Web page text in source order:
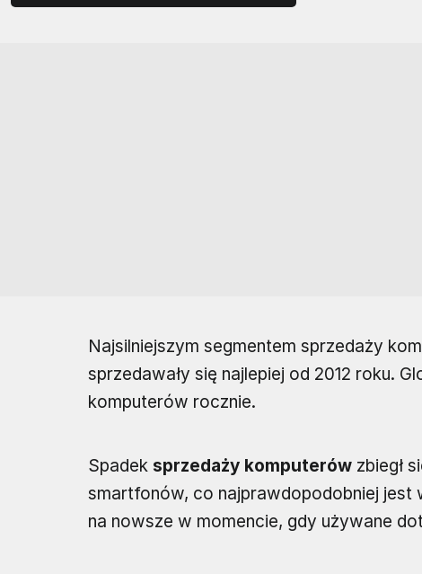
Najsilniejszym segmentem sprzedaży
sprzedawały się najlepiej od 2012 roku.
komputerów rocznie.
Spadek sprzedaży komputerów zbiegł
smartfonów, co najprawdopodobniej
na nowsze w momencie, gdy używane